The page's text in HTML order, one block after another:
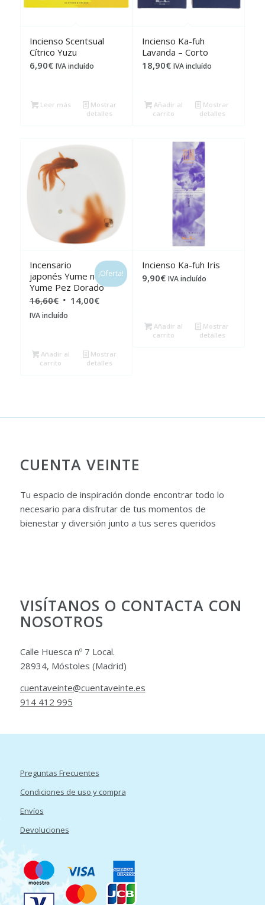
Incienso Scentsual
Cítrico Yuzu
6,90€ IVA incluído
Leer más
Mostrar
detalles
Incienso Ka-fuh
Lavanda – Corto
18,90€ IVA incluído
Añadir al
carrito
Mostrar
detalles
Incensario
japonés Yume no
Yume Pez Dorado
16,60€ El
precio
16,60€.
14,00€El
14,00€.
IVA incluído
¡Oferta!
Añadir al
carrito
Mostrar
detalles
Incienso Ka-fuh Iris
9,90€ IVA incluído
Añadir al
carrito
Mostrar
detalles
CUENTA VEINTE
Tu espacio de inspiración donde encontrar todo lo
necesario para disfrutar de tus momentos de
bienestar y diversión junto a tus seres queridos
VISÍTANOS O CONTACTA CON
NOSOTROS
Calle Huesca nº 7 Local.
28934, Móstoles (Madrid)
cuentaveinte@cuentaveinte.es
914 412 995
Preguntas Frecuentes
Condiciones de uso y compra
Envíos
Devoluciones